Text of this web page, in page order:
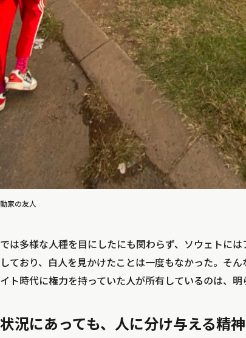
家の友人
は多様な人種を目にしたにも関わらず、ソウェトに
ており、白人を見かけたことは一度もなかった。そ
ト時代に権力を持っていた人が所有しているのは、明
況にあっても、人に分け与える精神